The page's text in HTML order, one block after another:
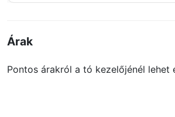
Árak
Pontos árakról a tó kezelőjénél lehet